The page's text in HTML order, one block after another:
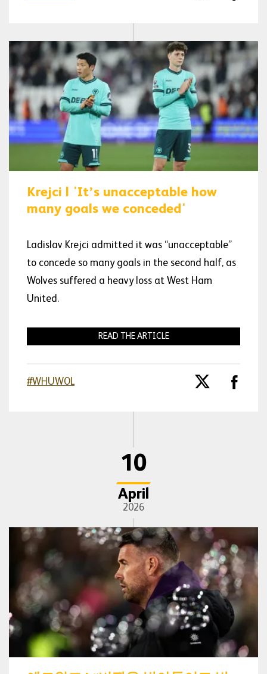
Krejci | 'It’s unacceptable how
many goals we conceded'
Ladislav Krejci admitted it was “unacceptable”
to concede so many goals in the second half, as
Wolves suffered a heavy loss at West Ham
United.
READ THE ARTICLE
#WHUWOL
10
April
2026